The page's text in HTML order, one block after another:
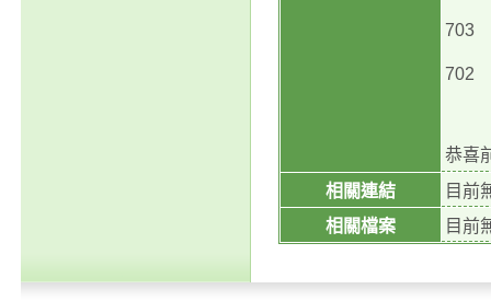
703
702
恭喜
相關連結
目前
相關檔案
目前